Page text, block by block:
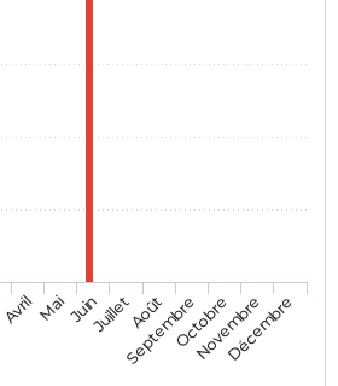
AvrilMaiJuinJuilletAoût
SeptembreOctobre
Novembre
Décembre